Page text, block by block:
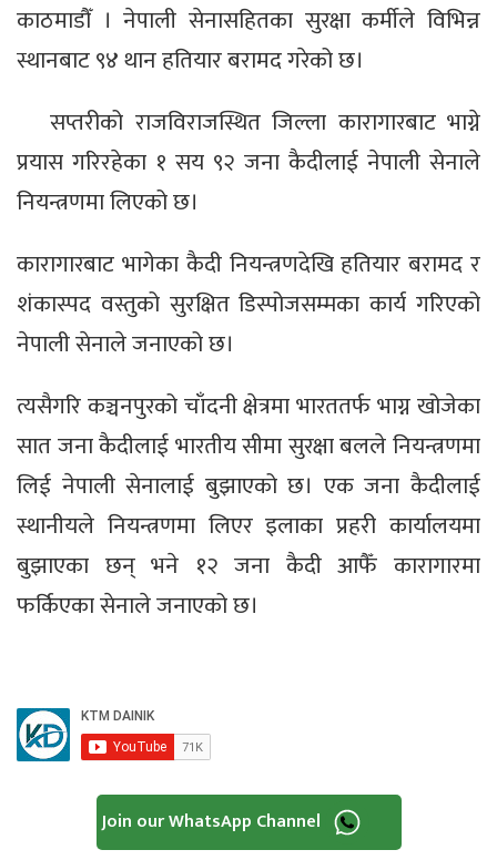
काठमाडौँ । नेपाली सेनासहितका सुरक्षा कर्मीले विभिन्न
स्थानबाट ९४ थान हतियार बरामद गरेको छ।
सप्तरीको राजविराजस्थित जिल्ला कारागारबाट भाग्ने
प्रयास गरिरहेका १ सय ९२ जना कैदीलाई नेपाली सेनाले
नियन्त्रणमा लिएको छ।
कारागारबाट भागेका कैदी नियन्त्रणदेखि हतियार बरामद र
शंकास्पद वस्तुको सुरक्षित डिस्पोजसम्मका कार्य गरिएको
नेपाली सेनाले जनाएको छ।
त्यसैगरि कञ्चनपुरको चाँदनी क्षेत्रमा भारततर्फ भाग्न खोजेका
सात जना कैदीलाई भारतीय सीमा सुरक्षा बलले नियन्त्रणमा
लिई नेपाली सेनालाई बुझाएको छ। एक जना कैदीलाई
स्थानीयले नियन्त्रणमा लिएर इलाका प्रहरी कार्यालयमा
बुझाएका छन् भने १२ जना कैदी आफैँ कारागारमा
फर्किएका सेनाले जनाएको छ।
Join our WhatsApp Channel